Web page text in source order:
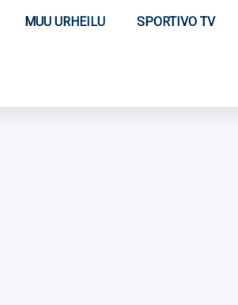
MUU URHEILU SPORTIVO TV